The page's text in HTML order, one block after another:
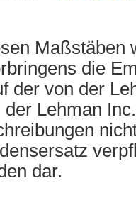
Maßstäben
die
der von der
Lehman
dar.